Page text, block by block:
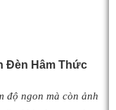
Đèn Hâm Thức
độ ngon mà còn ảnh